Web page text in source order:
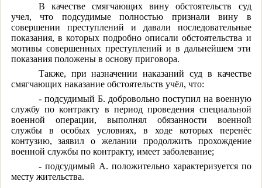
В качестве смягчающих вину обстоятельств суд
учел, что подсудимые полностью признали вину в
совершении преступлений и давали последовательные
показания, в которых подробно описали обстоятельства и
мотивы совершенных преступлений и в дальнейшем эти
показания положены в основу приговора.
Также, при назначении наказаний суд в качестве
смягчающих наказание обстоятельств учёл, что:
- подсудимый Б. добровольно поступил на военную
службу по контракту в период проведения специальной
военной операции, выполнял обязанности военной
службы в особых условиях, в ходе которых перенёс
контузию, заявил о желании продолжить прохождение
военной службы по контракту, имеет заболевание;
- подсудимый А. положительно характеризуется по
месту жительства.